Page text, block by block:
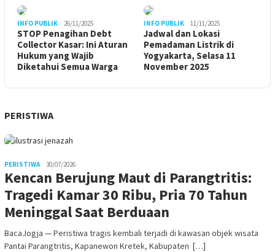
INFO PUBLIK 26/11/2025
STOP Penagihan Debt
Collector Kasar: Ini Aturan
Hukum yang Wajib
Diketahui Semua Warga
INFO PUBLIK 11/11/2025
Jadwal dan Lokasi
Pemadaman Listrik di
Yogyakarta, Selasa 11
November 2025
PERISTIWA
PERISTIWA 30/07/2026
Kencan Berujung Maut di Parangtritis:
Tragedi Kamar 30 Ribu, Pria 70 Tahun
Meninggal Saat Berduaan
BacaJogja — Peristiwa tragis kembali terjadi di kawasan objek wisata
Pantai Parangtritis, Kapanewon Kretek, Kabupaten […]